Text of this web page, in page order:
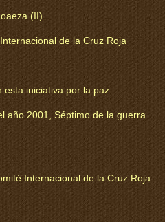
(II)
de la Cruz Roja
esta iniciativa por la paz
año 2001, Séptimo de la guerra
Internacional de la Cruz Roja